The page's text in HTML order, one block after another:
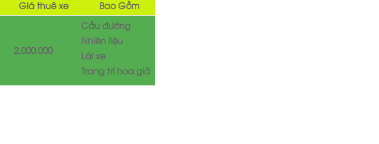
Giá thuê xe Bao Gồm
2.000.000
Cầu đường
Nhiên liệu
Lái xe
Trang trí hoa giả